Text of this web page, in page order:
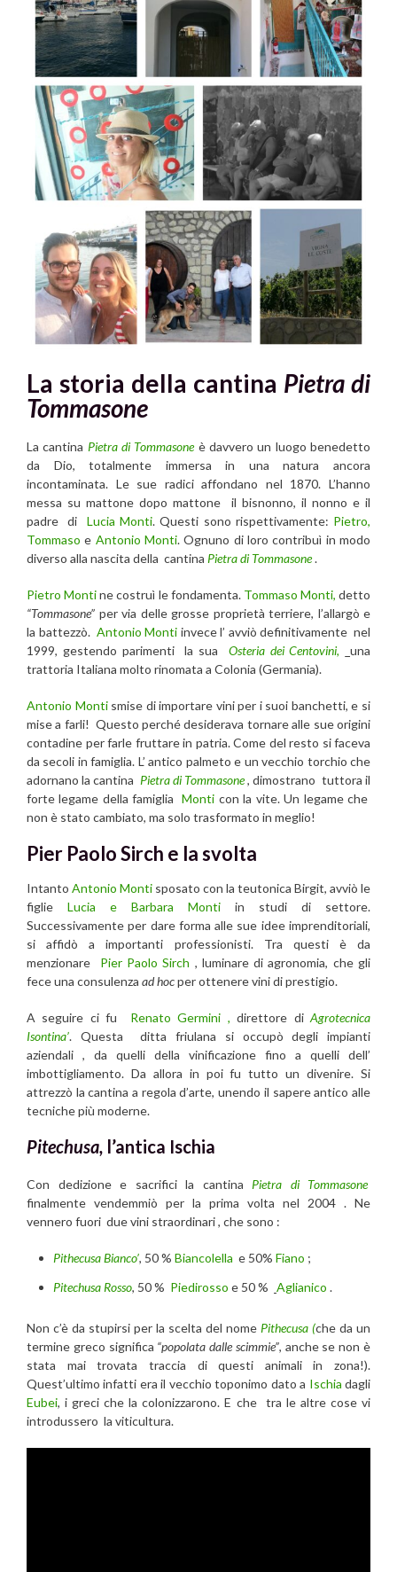
La storia della cantina Pietra di
Tommasone
La cantina Pietra di Tommasoneè davvero un luogo benedetto
da Dio, totalmente immersa in una natura ancora
incontaminata. Le sue radici affondano nel 1870. L’hanno
messa su mattone dopo mattone il bisnonno, il nonno e il
padre di Lucia Monti. Questi sono rispettivamente: Pietro,
Tommaso e Antonio Monti. Ognuno di loro contribuì in modo
diverso alla nascita della cantina Pietra di Tommasone.
Pietro Montine costruì le fondamenta. Tommaso Monti, detto
“Tommasone” per via delle grosse proprietà terriere, l’allargò e
la battezzò. Antonio Monti invece l’ avviò definitivamente nel
1999, gestendo parimenti la sua Osteria dei Centovini,
una
trattoria Italiana molto rinomata a Colonia (Germania).
Antonio Montismise di importare vini per i suoi banchetti, e si
mise a farli! Questo perché desiderava tornare alle sue origini
contadine per farle fruttare in patria. Come del resto si faceva
da secoli in famiglia. L’ antico palmeto e un vecchio torchio che
adornano la cantina Pietra di Tommasone, dimostrano tuttora il
forte legame della famigliaMonti con la vite. Un legame che
non è stato cambiato, ma solo trasformato in meglio!
Pier Paolo Sirch e la svolta
Intanto Antonio Monti sposato con la teutonica Birgit, avviò le
figlie Lucia e Barbara Monti in studi di settore.
Successivamente per dare forma alle sue idee imprenditoriali,
si affidò a importanti professionisti. Tra questi è da
menzionare Pier Paolo Sirch , luminare di agronomia, che gli
fece una consulenza ad hocper ottenere vini di prestigio.
A seguire ci fu Renato Germini , direttore diAgrotecnica
Isontina’. Questa ditta friulana si occupò degli impianti
aziendali , da quelli della vinificazione fino a quelli dell’
imbottigliamento. Da allora in poi fu tutto un divenire. Si
attrezzò la cantina a regola d’arte, unendo il sapere antico alle
tecniche più moderne.
Pitechusa, l’antica Ischia
Con dedizione e sacrifici la cantina Pietra di Tommasone
finalmente vendemmiò per la prima volta nel 2004 . Ne
vennero fuori due vini straordinari , che sono :
Pithecusa Bianco’, 50 % Biancolella e 50% Fiano ;
Pitechusa Rosso, 50 % Piedirosso e 50 % Aglianico .
Non c’è da stupirsi per la scelta del nome Pithecusa (che da un
termine greco significa “popolata dalle scimmie”, anche se non è
stata mai trovata traccia di questi animali in zona!).
Quest’ultimo infatti era il vecchio toponimo dato a Ischia dagli
Eubei, i greci che la colonizzarono. E che tra le altre cose vi
introdussero la viticultura.